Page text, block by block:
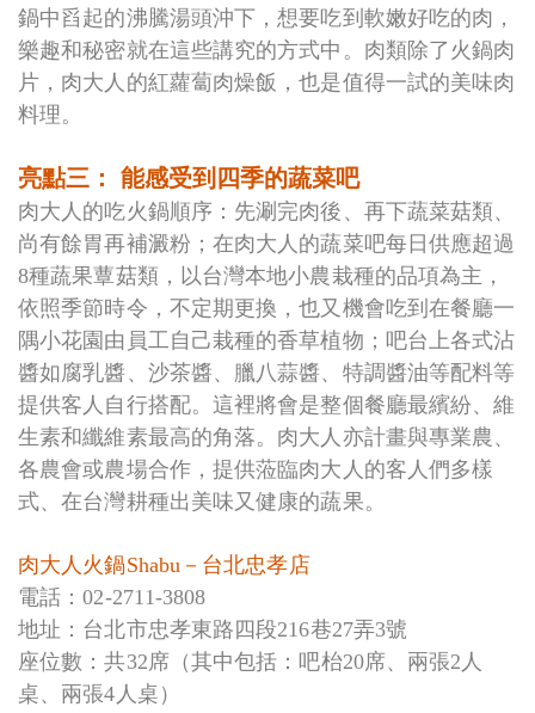
鍋中舀起的沸騰湯頭沖下，想要吃到軟嫩好吃的肉，
樂趣和秘密就在這些講究的方式中。肉類除了火鍋肉
片，肉大人的紅蘿蔔肉燥飯，也是值得一試的美味肉
料理。
亮點三： 能感受到四季的蔬菜吧
肉大人的吃火鍋順序：先涮完肉後、再下蔬菜菇類、
尚有餘胃再補澱粉；在肉大人的蔬菜吧每日供應超過
8種蔬果蕈菇類，以台灣本地小農栽種的品項為主，
依照季節時令，不定期更換，也又機會吃到在餐廳一
隅小花園由員工自己栽種的香草植物；吧台上各式沾
醬如腐乳醬、沙茶醬、臘八蒜醬、特調醬油等配料等
提供客人自行搭配。這裡將會是整個餐廳最繽紛、維
生素和纖維素最高的角落。肉大人亦計畫與專業農、
各農會或農場合作，提供蒞臨肉大人的客人們多樣
式、在台灣耕種出美味又健康的蔬果。
肉大人火鍋Shabu－台北忠孝店
電話：02-2711-3808
地址：台北市忠孝東路四段216巷27弄3號
座位數：共32席（其中包括：吧枱20席、兩張2人
桌、兩張4人桌）